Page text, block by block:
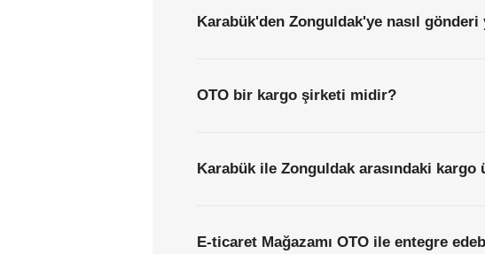
Karabük'den Zonguldak'ye nasıl
OTO bir kargo şirketi midir?
Karabük ile Zonguldak arasındaki
E-ticaret Mağazamı OTO ile entegre